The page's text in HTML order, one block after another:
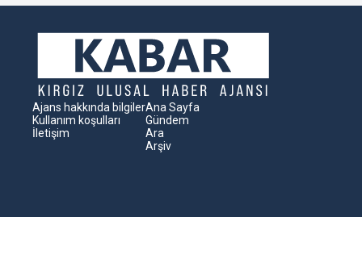
Ajans hakkında bilgiler
Kullanım koşulları
İletişim
Ana Sayfa
Gündem
Ara
Arşiv